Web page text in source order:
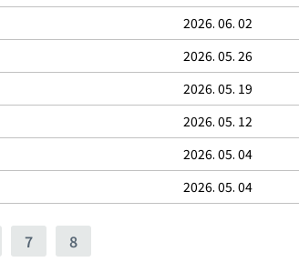
2026. 06. 02
2026. 05. 26
2026. 05. 19
2026. 05. 12
2026. 05. 04
2026. 05. 04
7 8